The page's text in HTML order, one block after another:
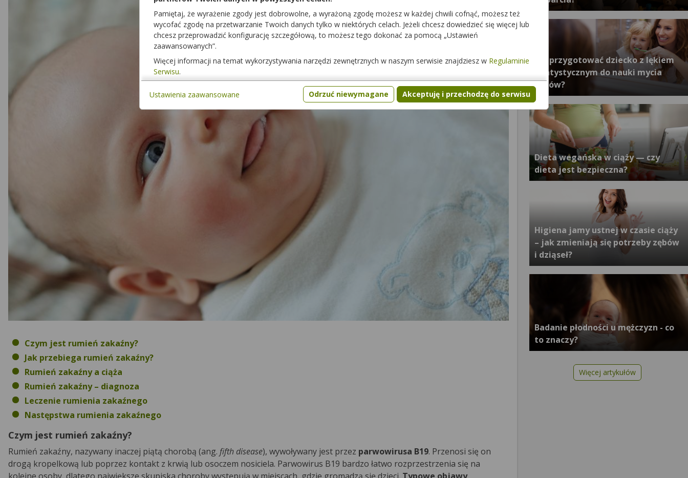
Czym jest rumień zakaźny?
Jak przebiega rumień zakaźny?
Rumień zakaźny a ciąża
Rumień zakaźny – diagnoza
Leczenie rumienia zakaźnego
Następstwa rumienia zakaźnego
Czym jest rumień zakaźny?
Rumień zakaźny, nazywany inaczej piątą chorobą (ang. fifth disease), wywoływany jest przez parwowirusa B19. Przenosi się on
drogą kropelkową lub poprzez kontakt z krwią lub osoczem nosiciela. Parwowirus B19 bardzo łatwo rozprzestrzenia się na
Jak przygotować dziecko z lękiem
dentystycznym do nauki mycia
zębów?
Dieta wegańska w ciąży — czy
dieta jest bezpieczna?
Higiena jamy ustnej w czasie ciąży
– jak zmieniają się potrzeby zębów
i dziąseł?
Badanie płodności u mężczyzn - co
to znaczy?
Więcej artykułów
Pamiętaj, że wyrażenie zgody jest dobrowolne, a wyrażoną zgodę możesz w każdej chwili cofnąć, możesz też
wycofać zgodę na przetwarzanie Twoich danych tylko w niektórych celach. Jeżeli chcesz dowiedzieć się więcej lub
chcesz przeprowadzić konfigurację szczegółową, to możesz tego dokonać za pomocą „Ustawień
zaawansowanych”.
Więcej informacji na temat wykorzystywania narzędzi zewnętrznych w naszym serwisie znajdziesz w Regulaminie
Serwisu.
Odrzuć niewymagane Akceptuję i przechodzę do serwisu
Ustawienia zaawansowane